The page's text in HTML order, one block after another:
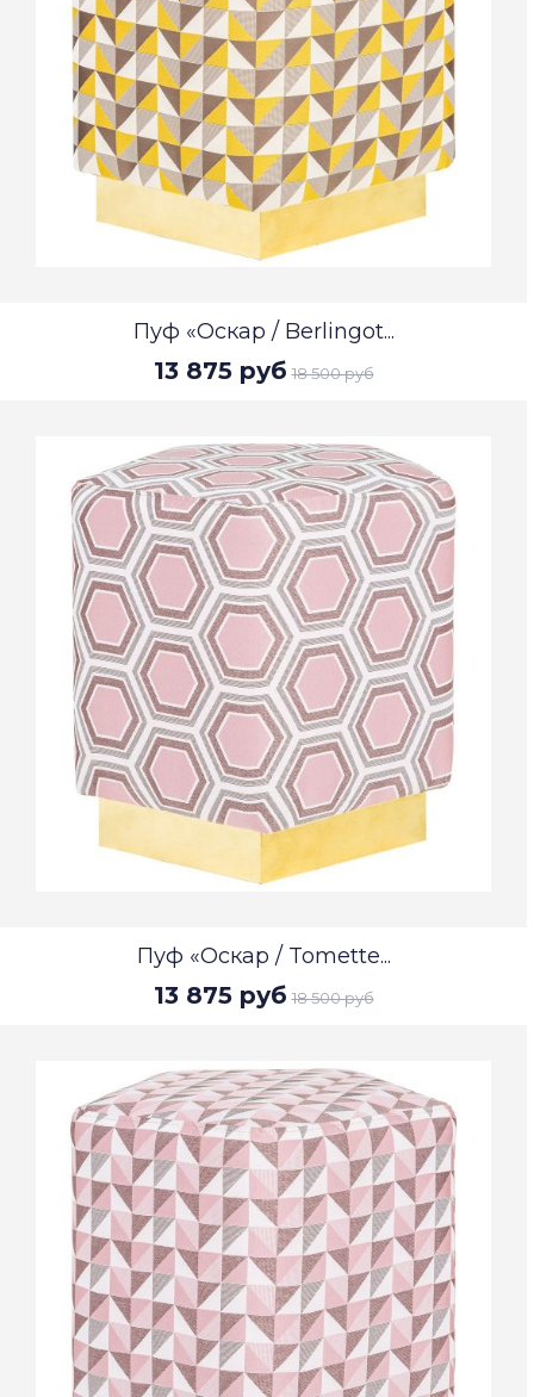
Пуф «Оскар / Berlingot...
13 875 руб 18 500 руб
Пуф «Оскар / Tomette...
13 875 руб 18 500 руб